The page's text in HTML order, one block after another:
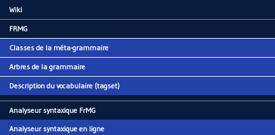
Main menu
Wiki
FRMG
Classes de la méta-grammaire
Arbres de la grammaire
Description du vocabulaire (tagset)
Analyseur syntaxique FrMG
Analyseur syntaxique en ligne